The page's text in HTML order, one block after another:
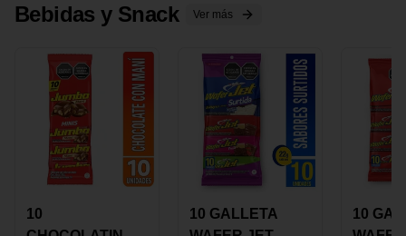
Bebidas y Snack Ver más
10
10 GALLETA
10